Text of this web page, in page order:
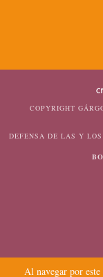
Al navegar por
COPYRIGHT
DEFENSA DE LAS Y